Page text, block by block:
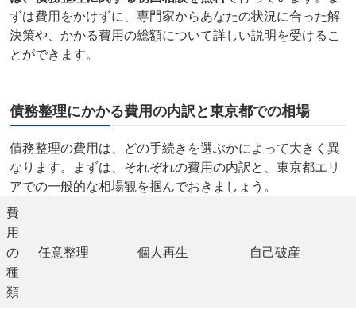
ずは費用をかけずに、専門家からあなたの状況に合った解
決策や、かかる費用の総額について詳しい説明を受けるこ
とができます。
債務整理にかかる費用の内訳と東京都での相場
債務整理の費用は、どの手続きを選ぶかによって大きく異
なります。まずは、それぞれの費用の内訳と、東京都エリ
アでの一般的な相場観を掴んでおきましょう。
費
用
の
種
類
任意整理 個人再生 自己破産